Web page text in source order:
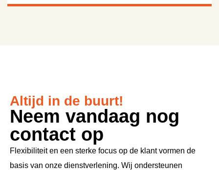
Altijd in de buurt!
Neem vandaag nog
contact op
Flexibiliteit en een sterke focus op de klant vormen de
basis van onze dienstverlening. Wij ondersteunen